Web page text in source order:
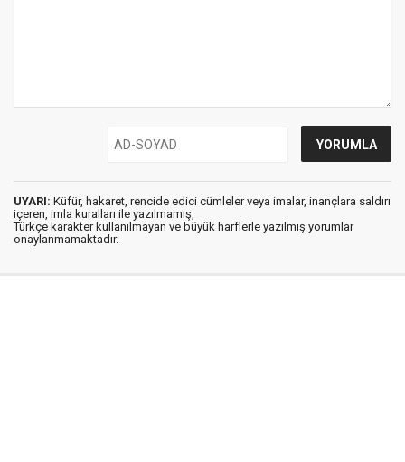
UYARI: Küfür, hakaret, rencide edici cümleler veya imalar, inançlara saldırı
içeren, imla kuralları ile yazılmamış,
Türkçe karakter kullanılmayan ve büyük harflerle yazılmış yorumlar
onaylanmamaktadır.